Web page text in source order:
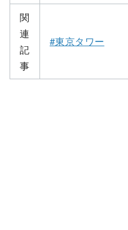
関
連
記
事
#東京タワー